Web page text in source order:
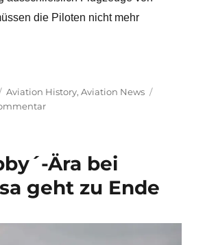
die Piloten nicht mehr
Kategorien
Aviation History,Aviation News
zu
Reise
Ära bei
geht zu Ende